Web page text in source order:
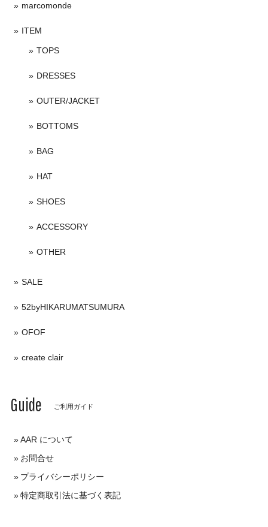
marcomonde
ITEM
TOPS
DRESSES
OUTER/JACKET
BOTTOMS
BAG
HAT
SHOES
ACCESSORY
OTHER
SALE
52byHIKARUMATSUMURA
OFOF
create clair
Guide ご利用ガイド
AAR について
お問合せ
プライバシーポリシー
特定商取引法に基づく表記